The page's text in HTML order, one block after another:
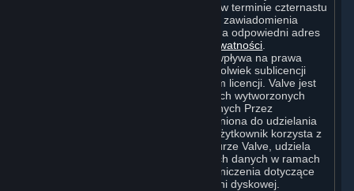
licencji i nie usunie takiego naruszenia w terminie czternastu
(14) dni od otrzymania od Użytkownika zawiadomienia
wysłanego do Działu Prawnego Valve na odpowiedni adres
Polityki Prywatności
Rozwiązanie wspomnianej licencji nie wpływa na prawa
sublicencjobiorców wynikające z jakiejkolwiek sublicencji
udzielonej przez Valve przed cofnięciem licencji. Valve jest
jedynym właścicielem utworów zależnych wytworzonych
przez Valve w oparciu o Treści Tworzonych Przez
Użytkownika, a zatem Valve jest uprawniona do udzielania
licencji na takie utwory zależne. Jeśli Użytkownik korzysta z
usługi przechowywania danych w chmurze Valve, udziela
Valve licencji na przechowywanie swoich danych w ramach
tej usługi. Valve może ustanawiać ograniczenia dotyczące
używanej przez Użytkownika przestrzeni dyskowej.